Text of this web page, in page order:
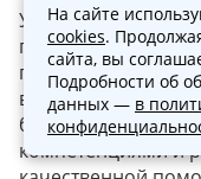
Управление
глубоких знаний
права, наличия
выхода из
банкротству
компетенциями и
На сайте
cookies.
сайта, вы
Подробности об
данных — в